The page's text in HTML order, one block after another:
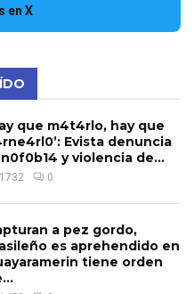
en X
que m4t4rlo, hay que
Evista denuncia
y violencia de...
1732 0
a pez gordo,
es aprehendido en
tiene orden